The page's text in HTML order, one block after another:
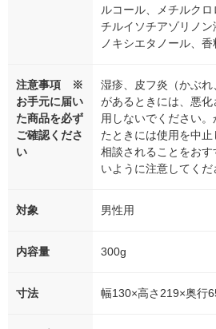
ルコール、メチルク
チルイソチアゾリノ
ノキシエタノール、
注意事項 ※
お手元に届い
た商品を必ず
ご確認くださ
い
湿疹、皮フ炎（かぶ
があるときには、悪
用しないでください
たときには使用を中
相談されることをお
いように注意してくだ
対象 男性用
内容量 300g
寸法 幅130×高さ219×奥行